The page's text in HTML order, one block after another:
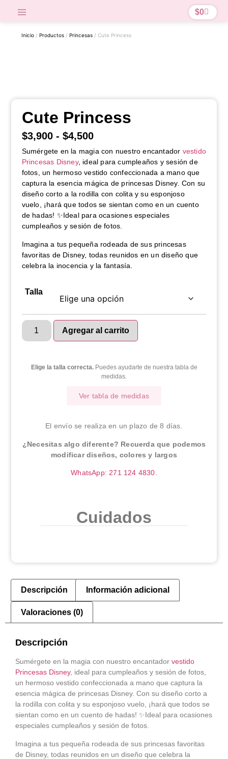
$0
Inicio / Productos / Princesas / Cute Princess
Cute Princess
$3,900 - $4,500
Sumérgete en la magia con nuestro encantador vestido
Princesas Disney, ideal para cumpleaños y sesión de
fotos, un hermoso vestido confeccionada a mano que
captura la esencia mágica de princesas Disney. Con su
diseño corto a la rodilla con colita y su esponjoso
vuelo, ¡hará que todos se sientan como en un cuento
de hadas! ✨Ideal para ocasiones especiales
cumpleaños y sesión de fotos.
Imagina a tus pequeña rodeada de sus princesas
favoritas de Disney, todas reunidos en un diseño que
celebra la inocencia y la fantasía.
Talla
Agregar al carrito
Elige la talla correcta.Puedes ayudarte de nuestra tabla de
medidas.
Ver tabla de medidas
El envío se realiza en un plazo de 8 días.
¿Necesitas algo diferente? Recuerda que podemos
modificar diseños, colores y largos
WhatsApp: 271 124 4830.
Cuidados
Descripción Información adicional
Valoraciones (0)
Descripción
Sumérgete en la magia con nuestro encantador vestido
Princesas Disney, ideal para cumpleaños y sesión de fotos,
un hermoso vestido confeccionada a mano que captura la
esencia mágica de princesas Disney. Con su diseño corto a
la rodilla con colita y su esponjoso vuelo, ¡hará que todos se
sientan como en un cuento de hadas! ✨Ideal para ocasiones
especiales cumpleaños y sesión de fotos.
Imagina a tus pequeña rodeada de sus princesas favoritas
de Disney, todas reunidos en un diseño que celebra la